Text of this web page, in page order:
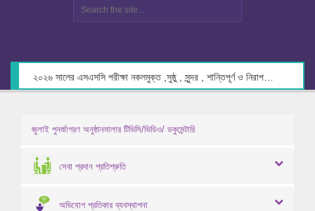
জুলাই পুনর্জাগরণ অনুষ্ঠানমালার টিভিসি/ভিডিও/ ডকুমেন্টারি
সেবা প্রদান প্রতিশ্রুতি
অভিযোগ প্রতিকার ব্যবস্থাপনা